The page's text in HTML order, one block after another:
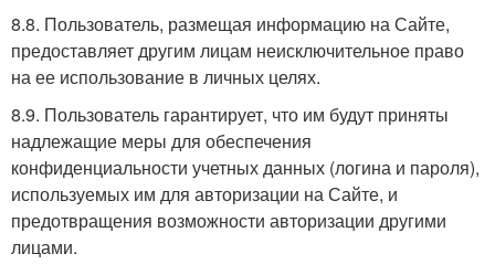
8.8. Пользователь, размещая информацию на Сайте,
предоставляет другим лицам неисключительное право
на ее использование в личных целях.
8.9. Пользователь гарантирует, что им будут приняты
надлежащие меры для обеспечения
конфиденциальности учетных данных (логина и пароля),
используемых им для авторизации на Сайте, и
предотвращения возможности авторизации другими
лицами.